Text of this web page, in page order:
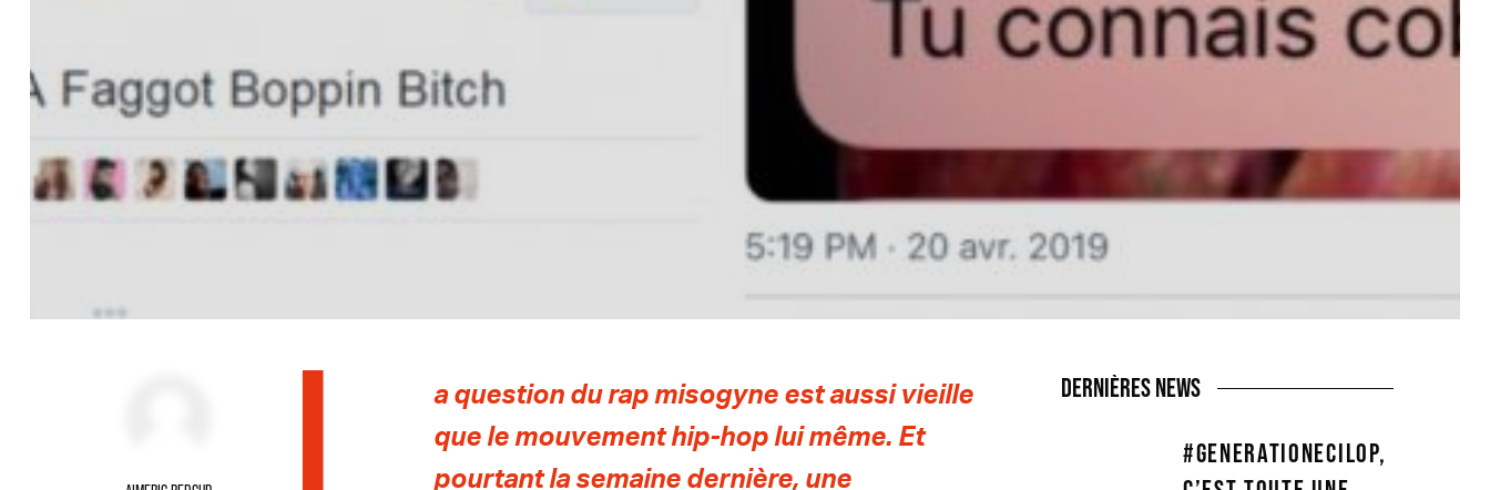
a question du rap misogyne est aussi vieille
que le mouvement hip-hop lui même. Et
pourtant la semaine dernière, une
DERNIÈRES NEWS
#GENERATIONECILOP,